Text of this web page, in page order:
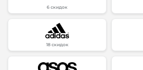
6 скидок
18 скидок